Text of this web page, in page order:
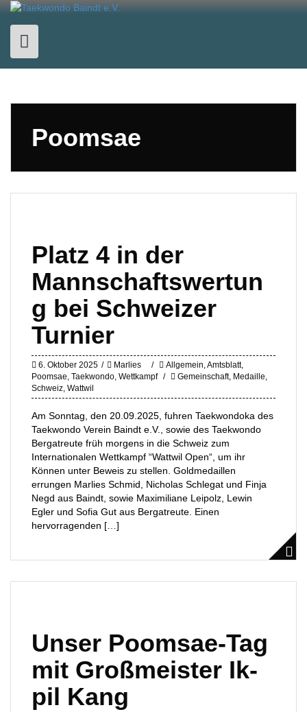
Skip
content
Poomsae
Platz 4 in der
Mannschaftswertun
g bei Schweizer
Turnier
6. Oktober 2025 Marlies Allgemein,Amtsblatt,
Poomsae, Taekwondo, Wettkampf Gemeinschaft, Medaille,
Schweiz, Wattwil
Am Sonntag, den 20.09.2025, fuhren Taekwondoka des
Taekwondo Verein Baindt e.V., sowie des Taekwondo
Bergatreute früh morgens in die Schweiz zum
Internationalen Wettkampf “Wattwil Open“, um ihr
Können unter Beweis zu stellen. Goldmedaillen
errungen Marlies Schmid, Nicholas Schlegat und Finja
Negd aus Baindt, sowie Maximiliane Leipolz, Lewin
Egler und Sofia Gut aus Bergatreute. Einen
hervorragenden […]
Unser Poomsae-Tag
mit Großmeister Ik-
pil Kang